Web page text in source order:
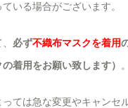
いる場合がございます。
必ず不織布マスクを着用
着用をお願い致します）
。
っては急な変更やキャンセ